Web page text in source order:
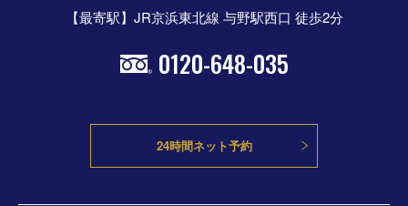
【最寄駅】JR京浜東北線 与野駅西口 徒歩2分
0120-648-035
24時間ネット予約